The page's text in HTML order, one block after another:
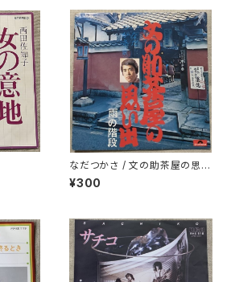
なだつかさ / 文の助茶屋の思い
出
¥300